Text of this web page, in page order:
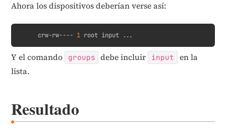
Ahora los dispositivos deberían verse así:
crw-rw---- 1 root input ...
Y el comando groups debe incluir input
en la
lista.
Resultado